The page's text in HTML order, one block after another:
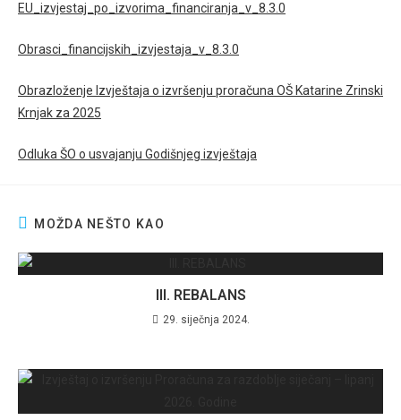
EU_izvjestaj_po_izvorima_financiranja_v_8.3.0
Obrasci_financijskih_izvjestaja_v_8.3.0
Obrazloženje Izvještaja o izvršenju proračuna OŠ Katarine Zrinski
Krnjak za 2025
Odluka ŠO o usvajanju Godišnjeg izvještaja
MOŽDA NEŠTO KAO
III. REBALANS
29. siječnja 2024.